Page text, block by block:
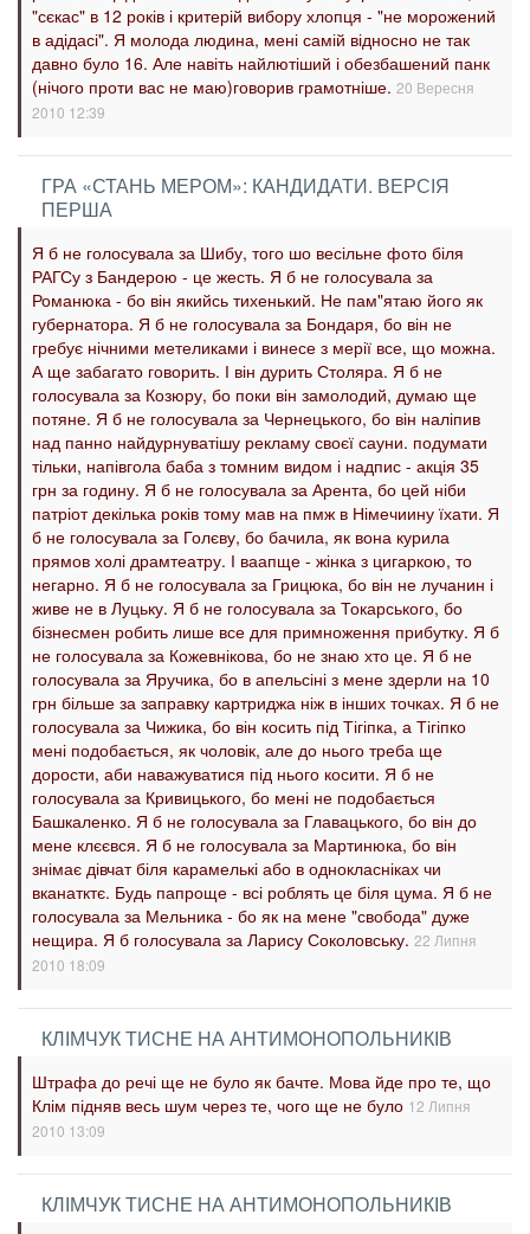
"сєкас" в 12 років і критерій вибору хлопця - "не морожений
в адідасі". Я молода людина, мені самій відносно не так
давно було 16. Але навіть найлютіший і обезбашений панк
(нічого проти вас не маю)говорив грамотніше. 20 Вересня
2010 12:39
ГРА «СТАНЬ МЕРОМ»: КАНДИДАТИ. ВЕРСІЯ
ПЕРША
Я б не голосувала за Шибу, того шо весільне фото біля
РАГСу з Бандерою - це жесть. Я б не голосувала за
Романюка - бо він якийсь тихенький. Не пам"ятаю його як
губернатора. Я б не голосувала за Бондаря, бо він не
гребує нічними метеликами і винесе з мерії все, що можна.
А ще забагато говорить. І він дурить Столяра. Я б не
голосувала за Козюру, бо поки він замолодий, думаю ще
потяне. Я б не голосувала за Чернецького, бо він наліпив
над панно найдурнуватішу рекламу своєї сауни. подумати
тільки, напівгола баба з томним видом і надпис - акція 35
грн за годину. Я б не голосувала за Арента, бо цей ніби
патріот декілька років тому мав на пмж в Німечиину їхати. Я
б не голосувала за Голєву, бо бачила, як вона курила
прямов холі драмтеатру. І ваапще - жінка з цигаркою, то
негарно. Я б не голосувала за Грицюка, бо він не лучанин і
живе не в Луцьку. Я б не голосувала за Токарського, бо
бізнесмен робить лише все для примноження прибутку. Я б
не голосувала за Кожевнікова, бо не знаю хто це. Я б не
голосувала за Яручика, бо в апельсіні з мене здерли на 10
грн більше за заправку картриджа ніж в інших точках. Я б не
голосувала за Чижика, бо він косить під Тігіпка, а Тігіпко
мені подобається, як чоловік, але до нього треба ще
дорости, аби наважуватися під нього косити. Я б не
голосувала за Кривицького, бо мені не подобається
Башкаленко. Я б не голосувала за Главацького, бо він до
мене клєєвся. Я б не голосувала за Мартинюка, бо він
знімає дівчат біля карамелькі або в однокласніках чи
вканатктє. Будь папроще - всі роблять це біля цума. Я б не
голосувала за Мельника - бо як на мене "свобода" дуже
нещира. Я б голосувала за Ларису Соколовську. 22 Липня
2010 18:09
КЛІМЧУК ТИСНЕ НА АНТИМОНОПОЛЬНИКІВ
Штрафа до речі ще не було як бачте. Мова йде про те, що
Клім підняв весь шум через те, чого ще не було 12 Липня
2010 13:09
КЛІМЧУК ТИСНЕ НА АНТИМОНОПОЛЬНИКІВ